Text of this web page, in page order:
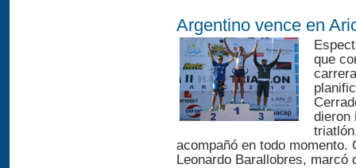
Argentino vence en
que
dieron
acompañó en todo momento.
Leonardo Barallobres, marcó